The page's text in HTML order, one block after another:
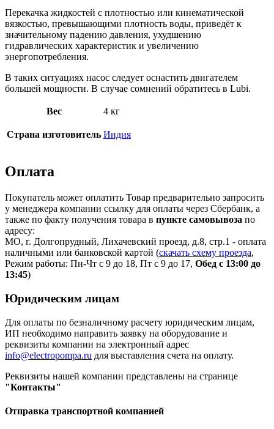
Перекачка жидкостей с плотностью или кинематической
вязкостью, превышающими плотность воды, приведёт к
значительному падению давления, ухудшению
гидравлических характеристик и увеличению
энергопотребления.
В таких ситуациях насос следует оснастить двигателем
большей мощности. В случае сомнений обратитесь в Lubi.
Вес 4 кг
Страна изготовитель Индия
Оплата
Покупатель может оплатить Товар предварительно запросить
у менеджера компании ссылку для оплаты через Сбербанк, а
также по факту получения товара в пункте самовывоза по
адресу:
МО, г. Долгопрудный, Лихачевский проезд, д.8, стр.1 - оплата
наличными или банковской картой (скачать схему проезда,
Режим работы: Пн-Чт с 9 до 18, Пт с 9 до 17, Обед с 13:00 до
13:45)
Юридическим лицам
Для оплаты по безналичному расчету юридическим лицам,
ИП необходимо направить заявку на оборудование и
реквизиты компании на электронный адрес
info@electropompa.ru для выставления счета на оплату.
Реквизиты нашей компании представлены на странице
"Контакты"
Отправка транспортной компанией